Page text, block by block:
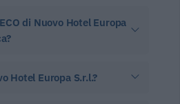
di Nuovo Hotel Europa
Hotel Europa S.r.l.?